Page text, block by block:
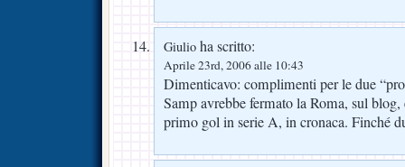
Giulio ha scritto:
Aprile 23rd, 2006 alle 10:43
Dimenticavo: complimenti per le due
Samp avrebbe fermato la Roma, sul blog,
primo gol in serie A, in cronaca. Finché